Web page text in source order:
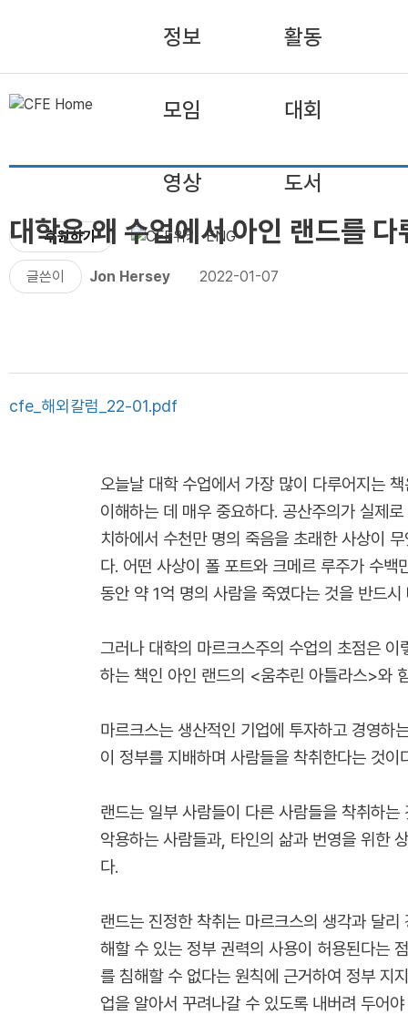
정보 활동
모임 대회
영상 도서
후원하기 ENG
대학은 왜 수업에서 아인 랜드를 다
글쓴이 Jon Hersey 2022-01-07
cfe_해외칼럼_22-01.pdf
오늘날 대학 수업에서 가장 많이 다루어지는
이해하는 데 매우 중요하다. 공산주의가 실제
치하에서 수천만 명의 죽음을 초래한 사상이
다. 어떤 사상이 폴 포트와 크메르 루주가 수
동안 약 1억 명의 사람을 죽였다는 것을 반드
그러나 대학의 마르크스주의 수업의 초점은
하는 책인 아인 랜드의 <움추린 아틀라스>와
마르크스는 생산적인 기업에 투자하고 경영
이 정부를 지배하며 사람들을 착취한다는 것이
랜드는 일부 사람들이 다른 사람들을 착취하
악용하는 사람들과, 타인의 삶과 번영을 위한
다.
랜드는 진정한 착취는 마르크스의 생각과 달
해할 수 있는 정부 권력의 사용이 허용된다는
를 침해할 수 없다는 원칙에 근거하여 정부 지
업을 알아서 꾸려나갈 수 있도록 내버려 두어